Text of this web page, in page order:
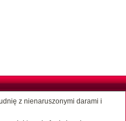
z nienaruszonymi darami i